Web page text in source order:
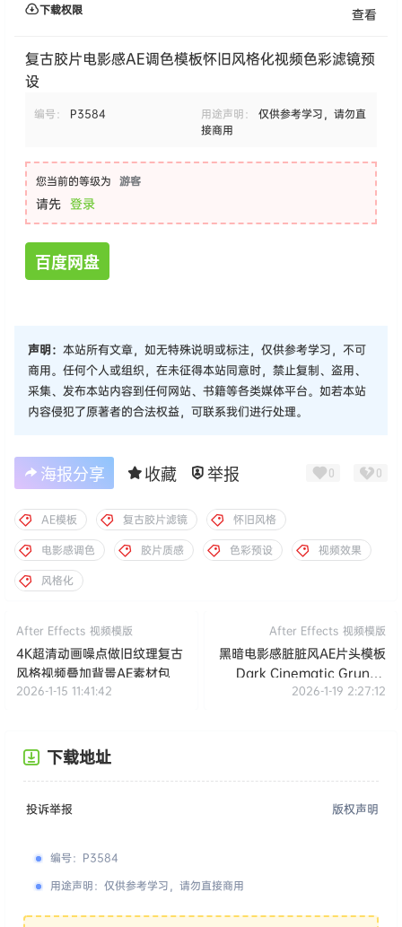
下载权限 查看
复古胶片电影感AE调色模板怀旧风格化视频色彩滤镜预
设
编号： P3584 用途声明：
仅供参考学习，请勿直
接商用
您当前的等级为 游客
请先 登录
百度网盘
声明： 本站所有文章，如无特殊说明或标注，仅供参考学习，不可
商用。任何个人或组织，在未征得本站同意时，禁止复制、盗用、
采集、发布本站内容到任何网站、书籍等各类媒体平台。如若本站
内容侵犯了原著者的合法权益，可联系我们进行处理。
海报分享 收藏 举报 0 0
AE模板 复古胶片滤镜
怀旧风格
电影感调色
胶片质感 色彩预设
视频效果
风格化
After Effects 视频模版
4K超清动画噪点做旧纹理复古
风格视频叠加背景AE素材包
2026-1-15 11:41:42
After Effects 视频模版
黑暗电影感脏脏风AE片头模板
Dark Cinematic Grunge
Intro | Criminal Opener
2026-1-19 2:27:12
下载地址
投诉举报 版权声明
编号： P3584
用途声明： 仅供参考学习，请勿直接商用